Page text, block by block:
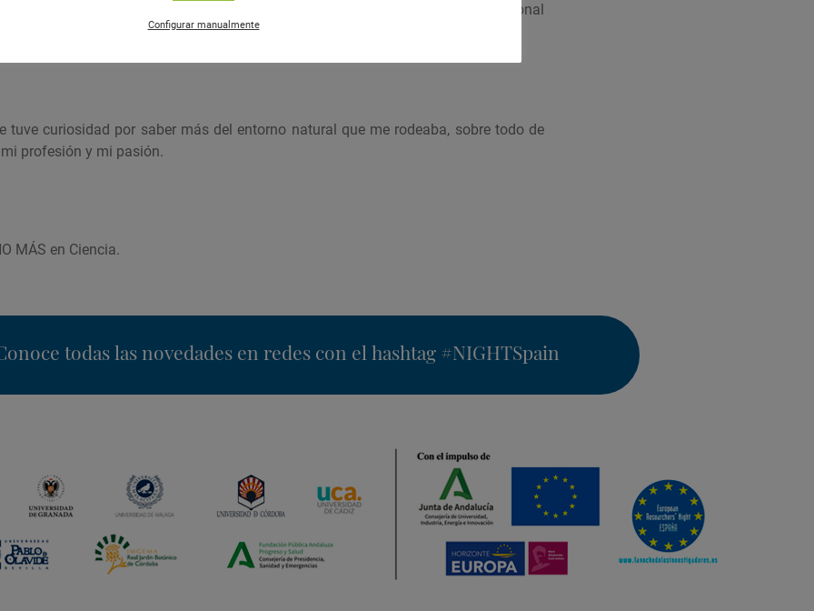
verticales de especies mediterráneas: Dirección de varios Trabajo Profesional
Agrónomos y Forestales
tuve curiosidad por saber más del entorno natural que me rodeaba, sobre todo de
profesión y mi pasión.
MÁS en Ciencia.
todas las novedades en redes con el hashtag #NIGHTSpain
Configurar manualmente